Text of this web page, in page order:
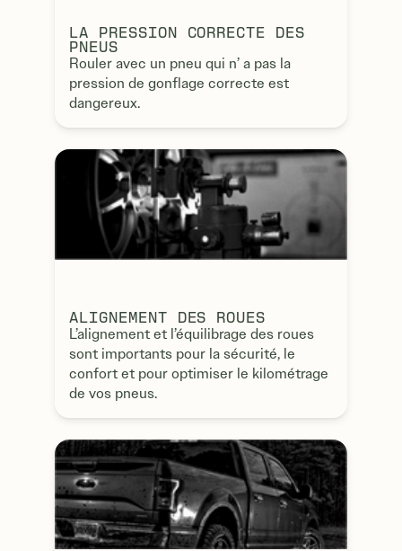
LA PRESSION CORRECTE DES
PNEUS
Rouler avec un pneu qui n’ a pas la
pression de gonflage correcte est
dangereux.
ALIGNEMENT DES ROUES
L’alignement et l’équilibrage des roues
sont importants pour la sécurité, le
confort et pour optimiser le kilométrage
de vos pneus.